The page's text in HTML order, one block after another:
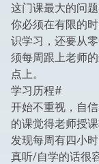
这门课最大的问
你必须在有限的
识学习，还要从
须每周跟上老师
点上。
学习历程#
开始不重视，自
的课觉得老师授
发现每周有四小
真听/自学的话很